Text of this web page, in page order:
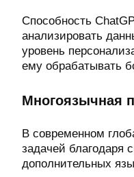
Способность
анализировать
уровень
ему обрабатывать
Многоязычная
В современном
задачей благодаря
дополнительных